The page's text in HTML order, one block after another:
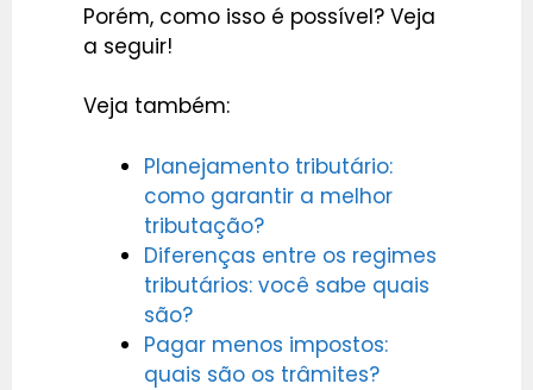
Porém, como isso é possível? Veja
a seguir!
Veja também:
Planejamento tributário:
como garantir a melhor
tributação?
Diferenças entre os regimes
tributários: você sabe quais
são?
Pagar menos impostos:
quais são os trâmites?